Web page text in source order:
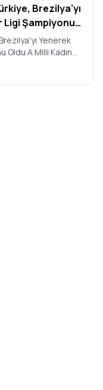
Brezilya'yı
Ligi Şampiyonu
Yenerek
A Milli Kadın